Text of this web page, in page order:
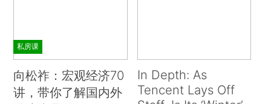
私房课
向松祚：宏观经济70
讲，带你了解国内外
In Depth: As
Tencent Lays Off